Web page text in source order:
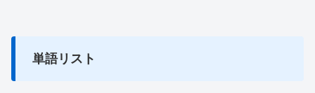
単語リスト